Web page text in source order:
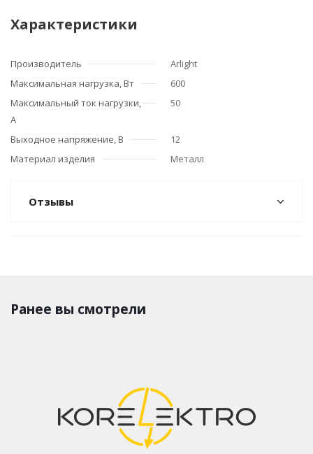
Характеристики
Производитель
Arlight
Максимальная нагрузка, Вт
600
Максимальный ток нагрузки,
А
50
Выходное напряжение, В
12
Материал изделия
Металл
Отзывы
Ранее вы смотрели